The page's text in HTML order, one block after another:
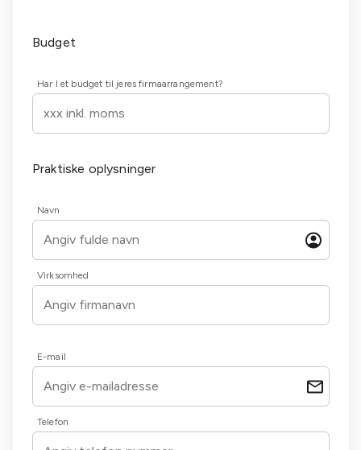
Budget
Har I et budget til jeres firmaarrangement?
Praktiske oplysninger
Navn
Virksomhed
E-mail
Telefon